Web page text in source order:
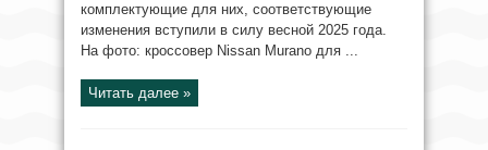
комплектующие для них, соответствующие
изменения вступили в силу весной 2025 года.
На фото: кроссовер Nissan Murano для ...
Читать далее »